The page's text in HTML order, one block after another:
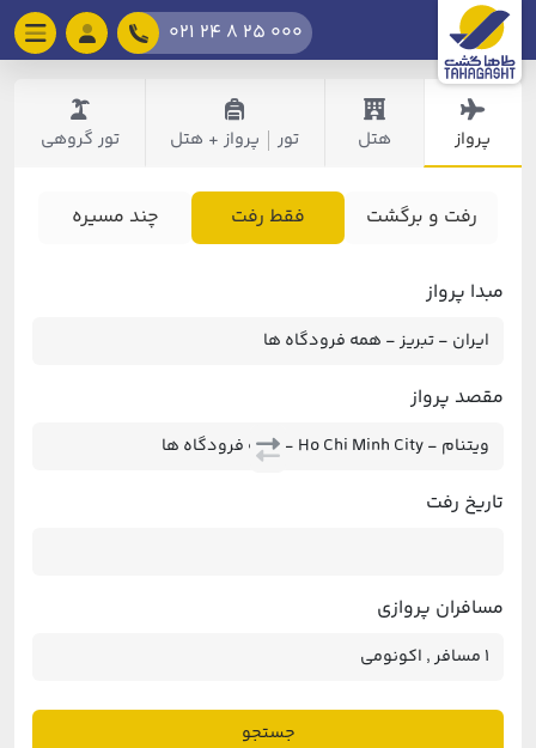
021 24 8 25 000
پرواز هتل تور پرواز + هتل تور گروهی
رفت و برگشت فقط رفت چند مسیره
مبدا پرواز
مقصد پرواز
تاریخ رفت
مسافران پروازی
جستجو